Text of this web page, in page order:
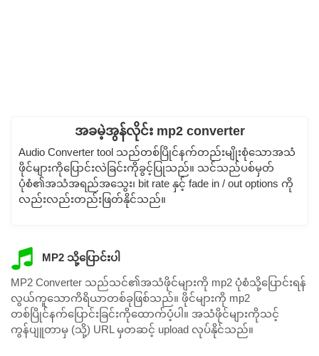
အခမဲ့အွန်လိုင်း mp2 converter
Audio Converter tool သည်တစ်ပြိုင်နက်တည်းမျိုးစုံသောအသံ
ဖိုင်များကိုပြောင်းလဲခြင်းကိုခွင့်ပြုသည်။ သင်သည်ပစ်မှတ်
ပုံစံ၏အသံအရည်အသွေး၊ bit rate နှင့် fade in / out options ကို
လည်းလည်းတည်းဖြတ်နိုင်သည်။
MP2 သို့ပြောင်းပါ
MP2 Converter သည်သင်၏အသံဖိုင်များကို mp2 ပုံစံသို့ပြောင်းရန်
လွယ်ကူသောကိရိယာတစ်ခုဖြစ်သည်။ ဖိုင်များကို mp2
တစ်ပြိုင်နက်ပြောင်းခြင်းကိုထောက်ပံ့ပါ။ အသံဖိုင်များကိုသင့်
ကွန်ပျူတာမှ (သို့) URL မှတဆင့် upload လုပ်နိုင်သည်။